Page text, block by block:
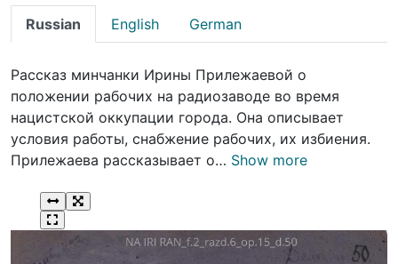
Russian English German
Рассказ минчанки Ирины Прилежаевой о
положении рабочих на радиозаводе во время
нацистской оккупации города. Она описывает
условия работы, снабжение рабочих, их избиения.
Прилежаева рассказывает о… Show more